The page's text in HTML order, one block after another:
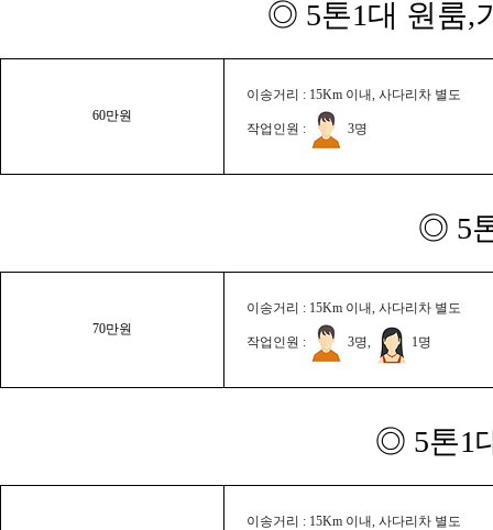
◎ 5톤1대 원룸,
60만원
이송거리 : 15Km 이내, 사다리차 별도
작업인원 : 3명
◎ 5
70만원
이송거리 : 15Km 이내, 사다리차 별도
작업인원 : 3명, 1명
◎ 5톤1
이송거리 : 15Km 이내, 사다리차 별도